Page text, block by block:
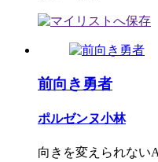
前向き勇者
ポルゼンヌ小林
向きを変えられない